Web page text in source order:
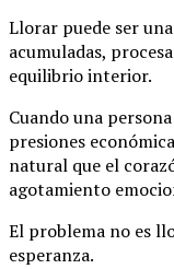
Llorar puede ser
acumuladas,
equilibrio interior.
Cuando una
presiones
natural que el
agotamiento
El problema no es
esperanza.